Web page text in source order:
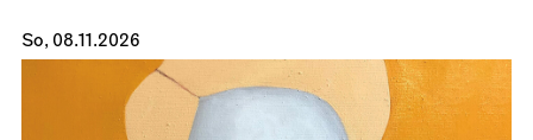
So, 08.11.2026